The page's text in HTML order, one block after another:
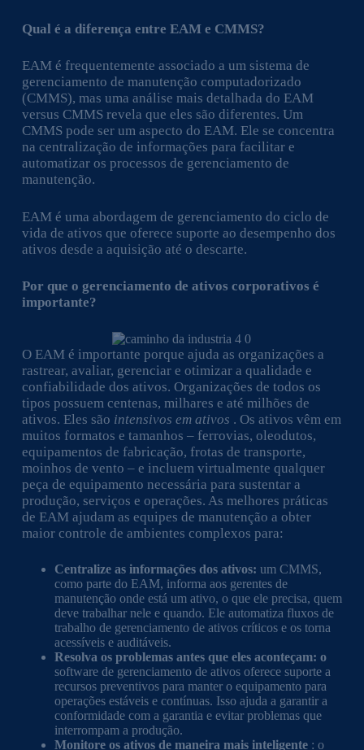
Qual é a diferença entre EAM e CMMS?
EAM é frequentemente associado a um sistema de
gerenciamento de manutenção computadorizado
(CMMS), mas uma análise mais detalhada do EAM
versus CMMS revela que eles são diferentes. Um
CMMS pode ser um aspecto do EAM. Ele se concentra
na centralização de informações para facilitar e
automatizar os processos de gerenciamento de
manutenção.
EAM é uma abordagem de gerenciamento do ciclo de
vida de ativos que oferece suporte ao desempenho dos
ativos desde a aquisição até o descarte.
Por que o gerenciamento de ativos corporativos é
importante?
O EAM é importante porque ajuda as organizações a
rastrear, avaliar, gerenciar e otimizar a qualidade e
confiabilidade dos ativos. Organizações de todos os
tipos possuem centenas, milhares e até milhões de
ativos. Eles são intensivos em ativos . Os ativos vêm em
muitos formatos e tamanhos – ferrovias, oleodutos,
equipamentos de fabricação, frotas de transporte,
moinhos de vento – e incluem virtualmente qualquer
peça de equipamento necessária para sustentar a
produção, serviços e operações. As melhores práticas
de EAM ajudam as equipes de manutenção a obter
maior controle de ambientes complexos para:
Centralize as informações dos ativos: um CMMS,
como parte do EAM, informa aos gerentes de
manutenção onde está um ativo, o que ele precisa, quem
deve trabalhar nele e quando. Ele automatiza fluxos de
trabalho de gerenciamento de ativos críticos e os torna
acessíveis e auditáveis.
Resolva os problemas antes que eles aconteçam: o
software de gerenciamento de ativos oferece suporte a
recursos preventivos para manter o equipamento para
operações estáveis ​​e contínuas. Isso ajuda a garantir a
conformidade com a garantia e evitar problemas que
interrompam a produção.
Monitore os ativos de maneira mais inteligente: o